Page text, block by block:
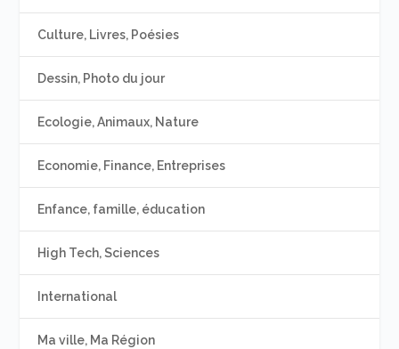
Culture, Livres, Poésies
Dessin, Photo du jour
Ecologie, Animaux, Nature
Economie, Finance, Entreprises
Enfance, famille, éducation
High Tech, Sciences
International
Ma ville, Ma Région